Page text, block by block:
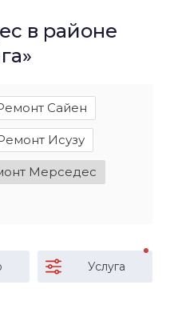
в районе
Сайен
Исузу
Мерседес
Услуга